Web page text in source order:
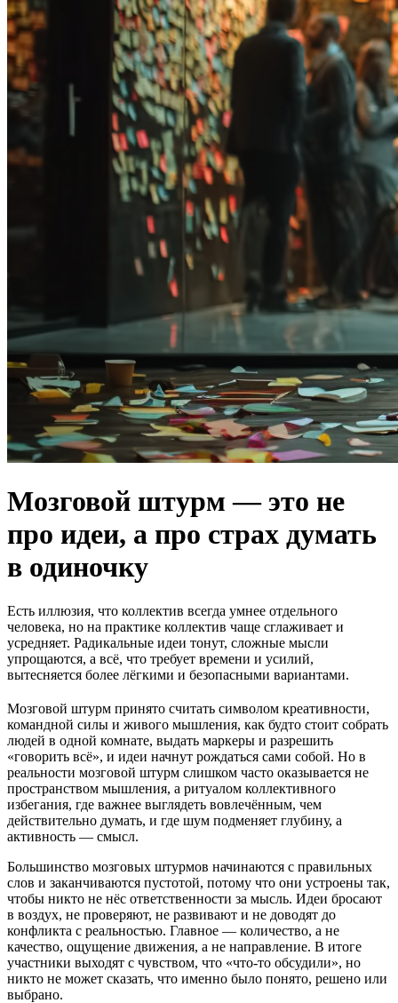
Мозговой штурм — это не
про идеи, а про страх думать
в одиночку
Есть иллюзия, что коллектив всегда умнее отдельного
человека, но на практике коллектив чаще сглаживает и
усредняет. Радикальные идеи тонут, сложные мысли
упрощаются, а всё, что требует времени и усилий,
вытесняется более лёгкими и безопасными вариантами.
Мозговой штурм принято считать символом креативности,
командной силы и живого мышления, как будто стоит собрать
людей в одной комнате, выдать маркеры и разрешить
«говорить всё», и идеи начнут рождаться сами собой. Но в
реальности мозговой штурм слишком часто оказывается не
пространством мышления, а ритуалом коллективного
избегания, где важнее выглядеть вовлечённым, чем
действительно думать, и где шум подменяет глубину, а
активность — смысл.
Большинство мозговых штурмов начинаются с правильных
слов и заканчиваются пустотой, потому что они устроены так,
чтобы никто не нёс ответственности за мысль. Идеи бросают
в воздух, не проверяют, не развивают и не доводят до
конфликта с реальностью. Главное — количество, а не
качество, ощущение движения, а не направление. В итоге
участники выходят с чувством, что «что-то обсудили», но
никто не может сказать, что именно было понято, решено или
выбрано.